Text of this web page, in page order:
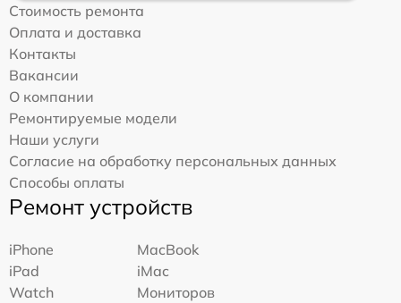
Стоимость ремонта
Оплата и доставка
Контакты
Вакансии
О компании
Ремонтируемые модели
Наши услуги
Согласие на обработку персональных данных
Способы оплаты
Ремонт устройств
iPhone
MacBook
iPad
iMac
Watch
Мониторов